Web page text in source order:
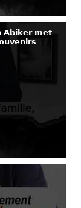
𝗔𝗯𝗶𝗸𝗲𝗿 𝗺𝗲𝘁